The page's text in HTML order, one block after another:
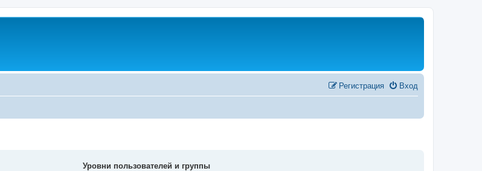
Вход
Регистрация
Уровни пользователей и группы